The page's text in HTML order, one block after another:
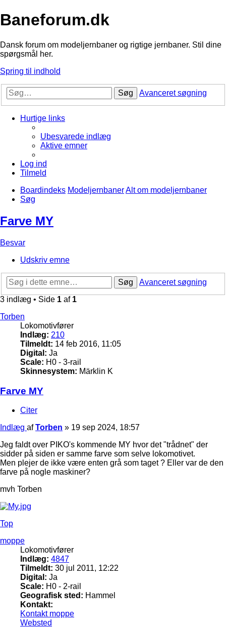
Baneforum.dk
Dansk forum om modeljernbaner og rigtige jernbaner. Stil dine
spørgsmål her.
Spring til indhold
Søg Avanceret søgning
Hurtige links
Ubesvarede indlæg
Aktive emner
Log ind
Tilmeld
Boardindeks ModeljernbanerAlt om modeljernbaner
Søg
Farve MY
Besvar
Udskriv emne
Søg
Avanceret søgning
3 indlæg • Side 1 af 1
Torben
Lokomotivfører
Indlæg: 210
Tilmeldt: 14 feb 2016, 11:05
Digital: Ja
Scale: H0 - 3-rail
Skinnesystem: Märklin K
Farve MY
Citer
Indlæg afTorben » 19 sep 2024, 18:57
Jeg faldt over PIKO's kommende MY hvor det "trådnet" der
sidder på siden er samme farve som selve lokomotivet.
Men plejer de ikke være enten grå som taget ? Eller var de den
farve på nogle maskiner?
mvh Torben
Top
moppe
Lokomotivfører
Indlæg: 4847
Tilmeldt: 30 jul 2011, 12:22
Digital: Ja
Scale: H0 - 2-rail
Geografisk sted: Hammel
Kontakt:
Kontakt moppe
Websted